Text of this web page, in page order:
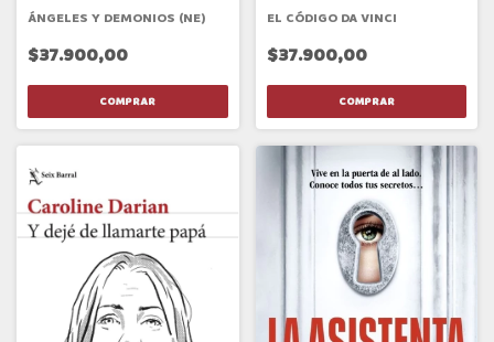
ÁNGELES Y DEMONIOS (NE)
$37.900,00
EL CÓDIGO DA VINCI
$37.900,00